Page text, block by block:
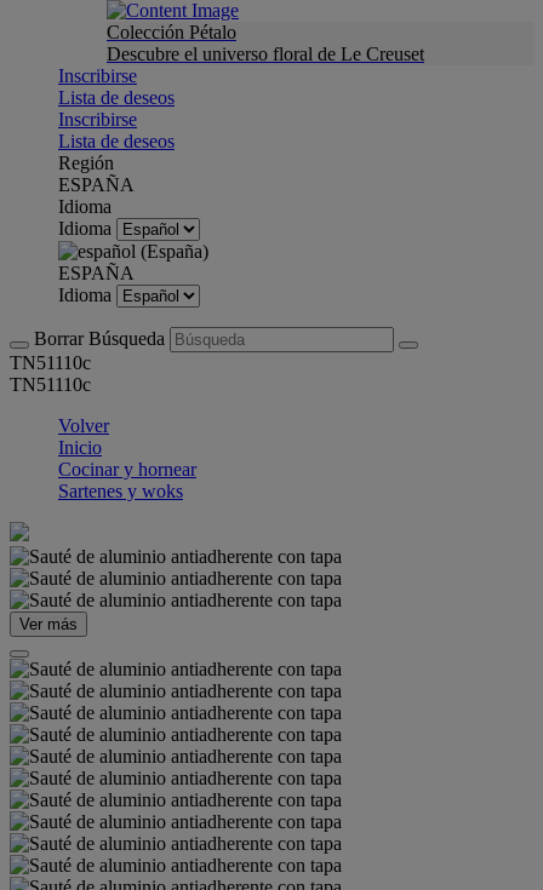
Colección Pétalo
Descubre el universo floral de Le Creuset
Inscribirse
Lista de deseos
Inscribirse
Lista de deseos
Región
ESPAÑA
Idioma
Idioma
ESPAÑA
Idioma
Borrar Búsqueda
TN51110c
TN51110c
Volver
Inicio
Cocinar y hornear
Sartenes y woks
Ver más